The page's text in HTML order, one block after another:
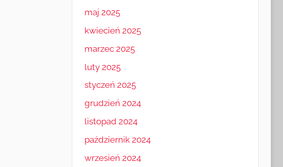
maj 2025
kwiecień 2025
marzec 2025
luty 2025
styczeń 2025
grudzień 2024
listopad 2024
październik 2024
wrzesień 2024